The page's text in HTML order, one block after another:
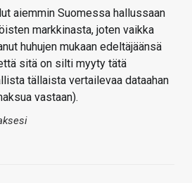
aiemmin Suomessa hallussaan
markkinasta, joten vaikka
huhujen mukaan edeltäjäänsä
sitä on silti myyty tätä
tällaista vertailevaa dataahan
vastaan).